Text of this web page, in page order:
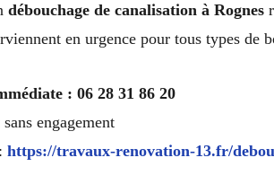
débouchage de canalisation à Rognes
en urgence pour tous types de
: 06 28 31 86 20
engagement
https://travaux-renovation-13.fr/